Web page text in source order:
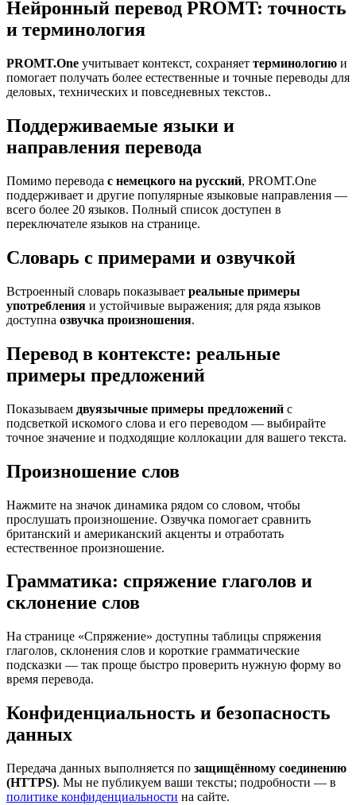
Нейронный перевод PROMT: точность
и терминология
PROMT.One учитывает контекст, сохраняет терминологию и
помогает получать более естественные и точные переводы для
деловых, технических и повседневных текстов..
Поддерживаемые языки и
направления перевода
Помимо перевода с немецкого на русский, PROMT.One
поддерживает и другие популярные языковые направления —
всего более 20 языков. Полный список доступен в
переключателе языков на странице.
Словарь с примерами и озвучкой
Встроенный словарь показывает реальные примеры
употребления и устойчивые выражения; для ряда языков
доступна озвучка произношения.
Перевод в контексте: реальные
примеры предложений
Показываем двуязычные примеры предложений с
подсветкой искомого слова и его переводом — выбирайте
точное значение и подходящие коллокации для вашего текста.
Произношение слов
Нажмите на значок динамика рядом со словом, чтобы
прослушать произношение. Озвучка помогает сравнить
британский и американский акценты и отработать
естественное произношение.
Грамматика: спряжение глаголов и
склонение слов
На странице «Спряжение» доступны таблицы спряжения
глаголов, склонения слов и короткие грамматические
подсказки — так проще быстро проверить нужную форму во
время перевода.
Конфиденциальность и безопасность
данных
Передача данных выполняется по защищённому соединению
(HTTPS). Мы не публикуем ваши тексты; подробности — в
политике конфиденциальности на сайте.